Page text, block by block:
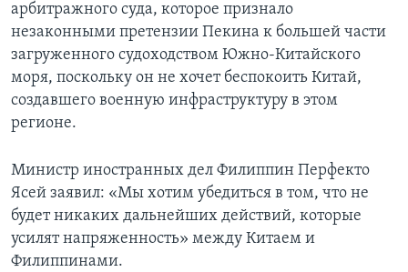
арбитражного суда, которое признало
незаконными претензии Пекина к большей части
загруженного судоходством Южно-Китайского
моря, поскольку он не хочет беспокоить Китай,
создавшего военную инфраструктуру в этом
регионе.
Министр иностранных дел Филиппин Перфекто
Ясей заявил: «Мы хотим убедиться в том, что не
будет никаких дальнейших действий, которые
усилят напряженность» между Китаем и
Филиппинами.